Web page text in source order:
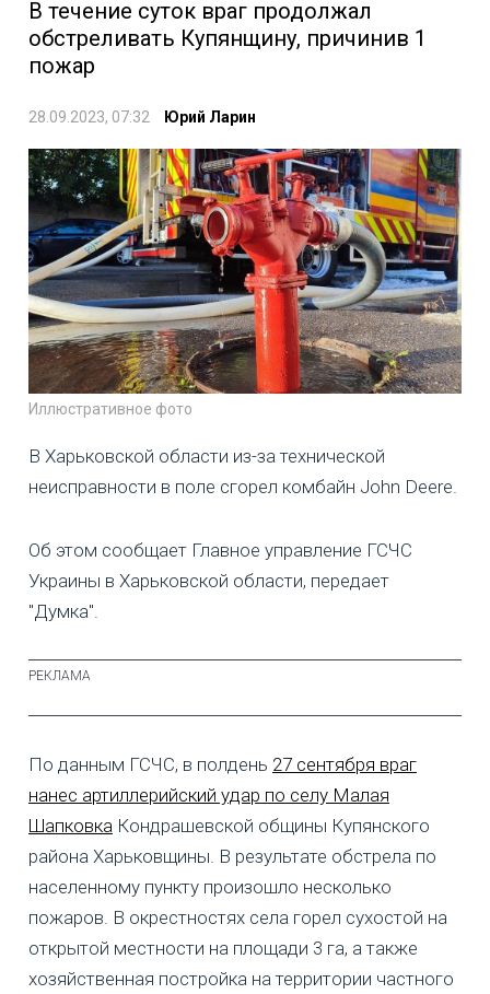
В течение суток враг продолжал
обстреливать Купянщину, причинив 1
пожар
28.09.2023, 07:32 Юрий Ларин
Иллюстративное фото
В Харьковской области из-за технической
неисправности в поле сгорел комбайн John Deere.
Об этом сообщает Главное управление ГСЧС
Украины в Харьковской области, передает
"Думка".
По данным ГСЧС, в полдень 27 сентября враг
нанес артиллерийский удар по селу Малая
Шапковка Кондрашевской общины Купянского
района Харьковщины. В результате обстрела по
населенному пункту произошло несколько
пожаров. В окрестностях села горел сухостой на
открытой местности на площади 3 га, а также
хозяйственная постройка на территории частного